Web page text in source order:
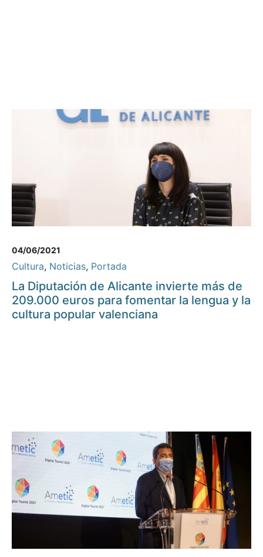
04/06/2021
Cultura, Noticias, Portada
La Diputación de Alicante invierte más de
209.000 euros para fomentar la lengua y la
cultura popular valenciana